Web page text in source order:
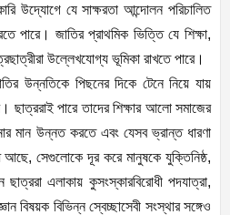
উদ্যোগে যে সাক্ষরতা আন্দোলন পরিচালিত
পারে। জাতির প্রাথমিক ভিত্তি যে শিক্ষা,
উল্লেখযোগ্য ভূমিকা রাখতে পারে।
উন্নতিকে পিছনের দিকে টেনে নিয়ে যায়
ছাত্ররাই পারে তাদের শিক্ষার আলো সমাজের
মান উন্নত করতে এবং যেসব ভ্রান্ত ধারণা
আছে, সেগুলোকে দূর করে মানুষকে যুক্তিনিষ্ঠ,
এলাকায় কুসংস্কারবিরোধী পদযাত্রা,
বিষয়ক বিভিন্ন স্বেচ্ছাসেবী সংস্থার সঙ্গেও